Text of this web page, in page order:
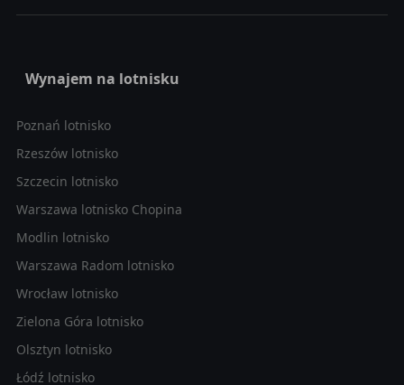
Wynajem na lotnisku
Poznań lotnisko
Rzeszów lotnisko
Szczecin lotnisko
Warszawa lotnisko Chopina
Modlin lotnisko
Warszawa Radom lotnisko
Wrocław lotnisko
Zielona Góra lotnisko
Olsztyn lotnisko
Łódź lotnisko